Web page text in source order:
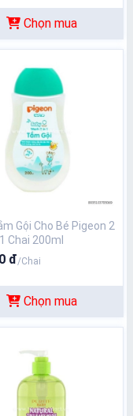
Chọn mua
Gội Cho Bé Pigeon 2
Chai 200ml
đ/Chai
Chọn mua